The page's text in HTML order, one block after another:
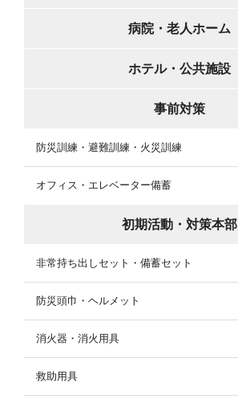
病院・老人ホーム
ホテル・公共施設
事前対策
防災訓練・避難訓練・火災訓練
オフィス・エレベーター備蓄
初期活動・対策本部
非常持ち出しセット・備蓄セット
防災頭巾・ヘルメット
消火器・消火用具
救助用具